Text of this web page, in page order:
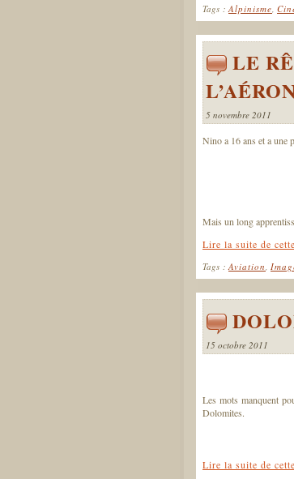
Tags : Alpinisme
LE
5 novembre 2011
Nino a 16 ans et a une
Mais un long
Lire la suite de
Tags :Aviation,
15 octobre 2011
Les mots manquent
Dolomites.
Lire la suite de